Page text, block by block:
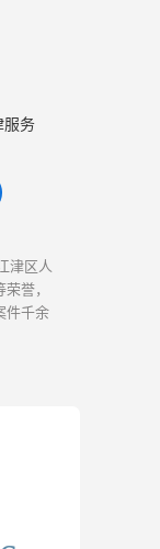
服务
津区人
誉，
件千余